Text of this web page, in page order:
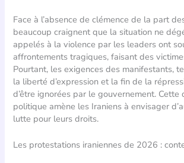
Face à l’absence de clémence de la part
beaucoup craignent que la situation ne
appelés à la violence par les leaders ont
affrontements tragiques, faisant des
Pourtant, les exigences des manifestants,
la liberté d’expression et la fin de la
d’être ignorées par le gouvernement.
politique amène les Iraniens à envisager
lutte pour leurs droits.
Les protestations iraniennes de 2026 :